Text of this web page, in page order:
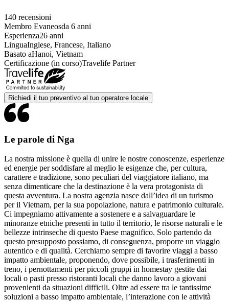
140 recensioni
Membro Evaneosda 6 anni
Esperienza26 anni
LinguaInglese, Francese, Italiano
Basato aHanoi, Vietnam
Certificazione (in corso)Travelife Partner
Richiedi il tuo preventivo al tuo operatore locale
Le parole di Nga
La nostra missione è quella di unire le nostre conoscenze, esperienze
ed energie per soddisfare al meglio le esigenze che, per cultura,
carattere e tradizione, sono peculiari del viaggiatore italiano, ma
senza dimenticare che la destinazione è la vera protagonista di
questa avventura. La nostra agenzia nasce dall’idea di un turismo
per il Vietnam, per la sua popolazione, natura e patrimonio culturale.
Ci impegniamo attivamente a sostenere e a salvaguardare le
minoranze etniche presenti in tutto il territorio, le risorse naturali e le
bellezze intrinseche di questo Paese magnifico. Solo partendo da
questo presupposto possiamo, di conseguenza, proporre un viaggio
autentico e di qualità. Cerchiamo sempre di favorire viaggi a basso
impatto ambientale, proponendo, dove possibile, i trasferimenti in
treno, i pernottamenti per piccoli gruppi in homestay gestite dai
locali o pasti presso ristoranti locali che danno lavoro a giovani
provenienti da situazioni difficili. Oltre ad essere tra le tantissime
soluzioni a basso impatto ambientale, l’interazione con le attività